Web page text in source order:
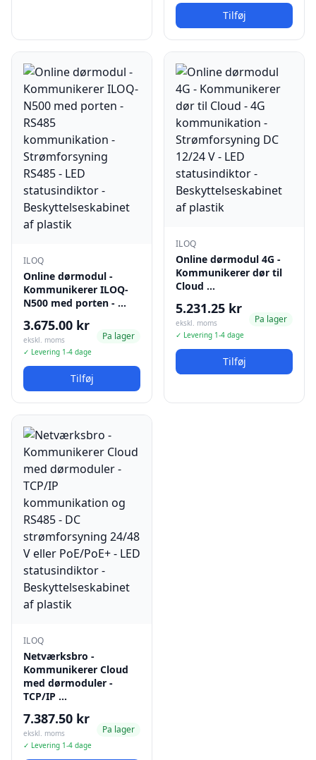
Tilføj
ILOQ
Online dørmodul -
Kommunikerer ILOQ-
N500 med porten - …
3.675.00 kr
ekskl. moms
✓ Levering 1-4 dage
Pa lager
Tilføj
ILOQ
Online dørmodul 4G -
Kommunikerer dør til
Cloud …
5.231.25 kr
ekskl. moms
✓ Levering 1-4 dage
Pa lager
Tilføj
ILOQ
Netværksbro -
Kommunikerer Cloud
med dørmoduler -
TCP/IP …
7.387.50 kr
ekskl. moms
✓ Levering 1-4 dage
Pa lager